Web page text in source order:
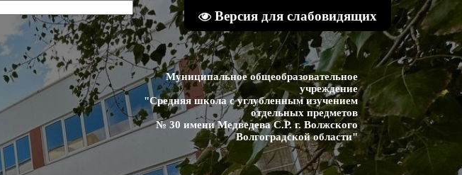
Версия для слабовидящих
Муниципальное общеобразовательное
учреждение
"Средняя школа с углубленным изучением
отдельных предметов
№ 30 имени Медведева С.Р. г. Волжского
Волгоградской области"